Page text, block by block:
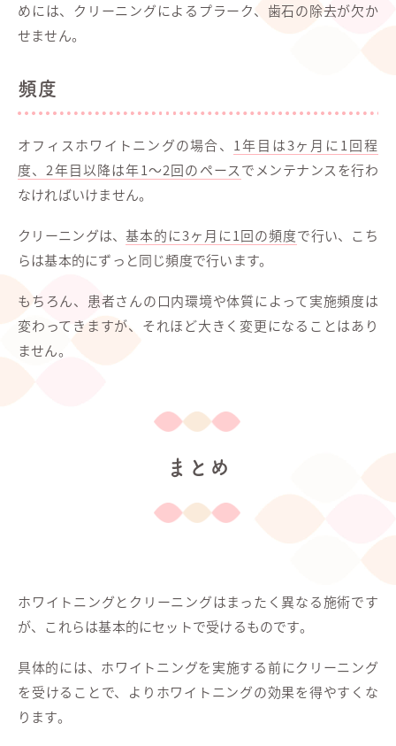
めには、クリーニングによるプラーク、歯石の除去が欠か
せません。
頻度
オフィスホワイトニングの場合、
1年目は3ヶ月に1回程
度、2年目以降は年1～2回のペース でメンテナンスを行わ
なければいけません。
クリーニングは、基本的に3ヶ月に1回の頻度で行い、こち
らは基本的にずっと同じ頻度で行います。
もちろん、患者さんの口内環境や体質によって実施頻度は
変わってきますが、それほど大きく変更になることはあり
ません。
まとめ
ホワイトニングとクリーニングはまったく異なる施術です
が、これらは基本的にセットで受けるものです。
具体的には、ホワイトニングを実施する前にクリーニング
を受けることで、よりホワイトニングの効果を得やすくな
ります。